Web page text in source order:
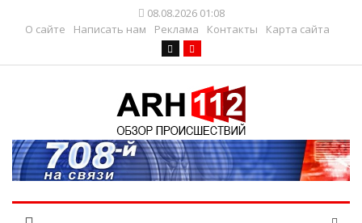
08.08.2026 01:08
О сайте
Написать нам Реклама Контакты Карта сайта